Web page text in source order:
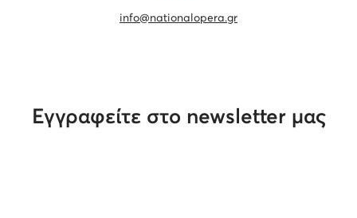
info@nationalopera.gr
Εγγραφείτε στο newsletter μας